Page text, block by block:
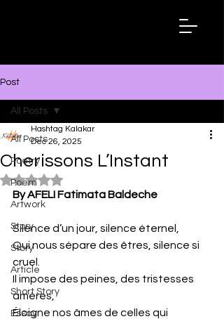
Post
All Posts
Poetry
Poem
Artwork
Story
Story
Article
Short Story
Essay
All Posts
Cherissons L’Instant
Hashtag Kalakar
Dec 26, 2025
Rated NaN out of 5 stars.
By AFELI Fatimata Baldeche
Silence d’un jour, silence éternel,
Qui nous sépare des êtres, silence si
cruel.
Il impose des peines, des tristesses
amères,
Éloigne nos âmes de celles qui